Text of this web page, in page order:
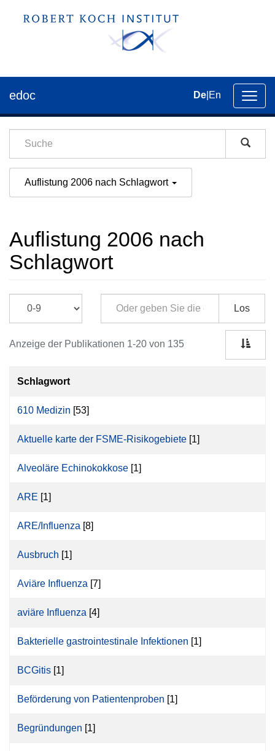
der
edoc De En
Auflistung 2006 nach Schlagwort
Auflistung 2006 nach
Schlagwort
Los
Anzeige der Publikationen 1-20 von 135
Schlagwort
610 Medizin [53]
Aktuelle karte der FSME-Risikogebiete [1]
Alveoläre Echinokokkose [1]
ARE [1]
ARE/Influenza [8]
Ausbruch [1]
Aviäre Influenza [7]
aviäre Influenza [4]
Bakterielle gastrointestinale Infektionen [1]
BCGitis [1]
Beförderung von Patientenproben [1]
Begründungen [1]